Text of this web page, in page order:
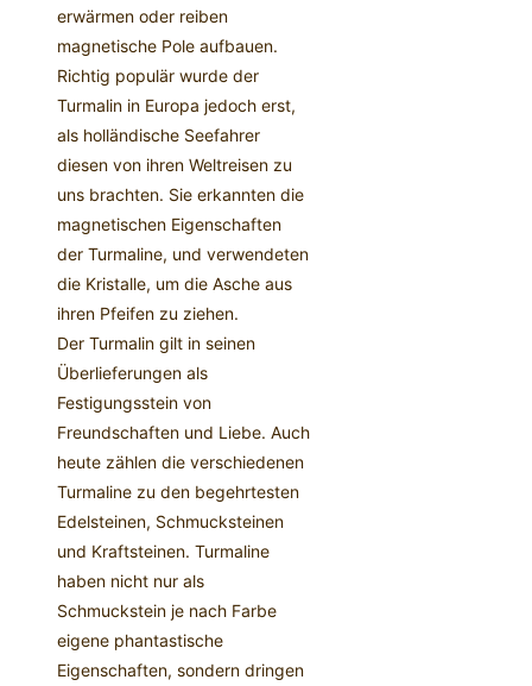
erwärmen oder reiben
magnetische Pole aufbauen.
Richtig populär wurde der
Turmalin in Europa jedoch erst,
als holländische Seefahrer
diesen von ihren Weltreisen zu
uns brachten. Sie erkannten die
magnetischen Eigenschaften
der Turmaline, und verwendeten
die Kristalle, um die Asche aus
ihren Pfeifen zu ziehen.
Der Turmalin gilt in seinen
Überlieferungen als
Festigungsstein von
Freundschaften und Liebe. Auch
heute zählen die verschiedenen
Turmaline zu den begehrtesten
Edelsteinen, Schmucksteinen
und Kraftsteinen. Turmaline
haben nicht nur als
Schmuckstein je nach Farbe
eigene phantastische
Eigenschaften, sondern dringen